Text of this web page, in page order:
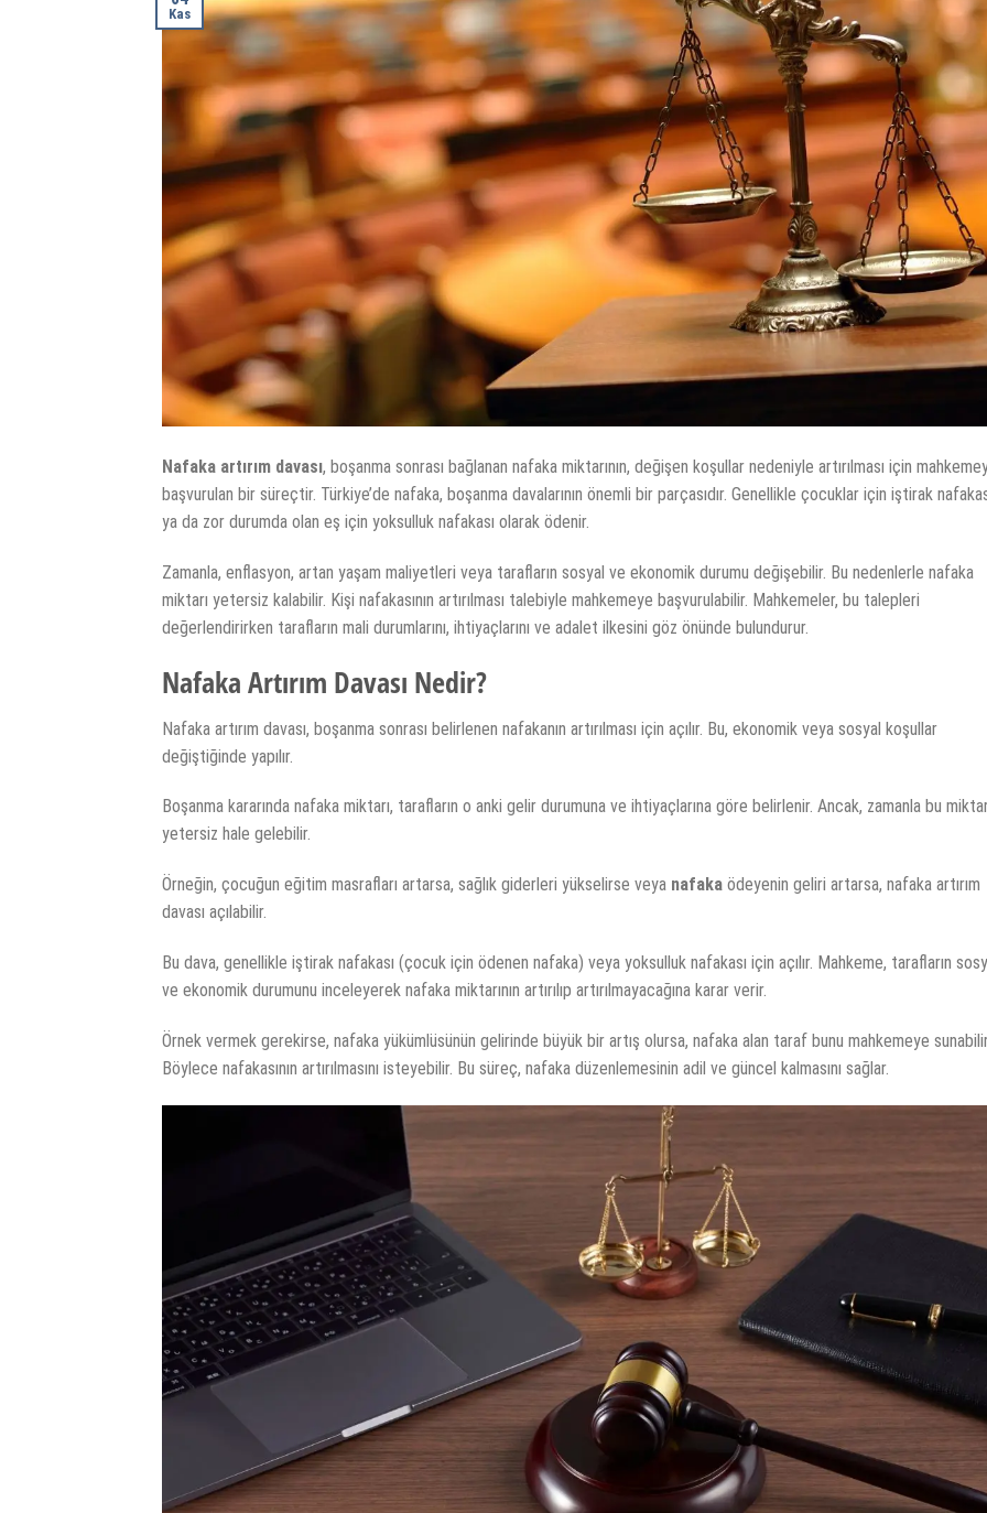
Kas
Nafaka artırım davası, boşanma sonrası bağlanan nafaka miktarının, değişen koşullar nedeniyle artırılması için
başvurulan bir süreçtir. Türkiye’de nafaka, boşanma davalarının önemli bir parçasıdır. Genellikle çocuklar için iştirak
ya da zor durumda olan eş için yoksulluk nafakası olarak ödenir.
Zamanla, enflasyon, artan yaşam maliyetleri veya tarafların sosyal ve ekonomik durumu değişebilir. Bu nedenlerle nafaka
miktarı yetersiz kalabilir. Kişi nafakasının artırılması talebiyle mahkemeye başvurulabilir. Mahkemeler, bu talepleri
değerlendirirken tarafların mali durumlarını, ihtiyaçlarını ve adalet ilkesini göz önünde bulundurur.
Nafaka Artırım Davası Nedir?
Nafaka artırım davası, boşanma sonrası belirlenen nafakanın artırılması için açılır. Bu, ekonomik veya sosyal koşullar
değiştiğinde yapılır.
Boşanma kararında nafaka miktarı, tarafların o anki gelir durumuna ve ihtiyaçlarına göre belirlenir. Ancak, zamanla bu
yetersiz hale gelebilir.
Örneğin, çocuğun eğitim masrafları artarsa, sağlık giderleri yükselirse veya nafaka ödeyenin geliri artarsa, nafaka artırım
davası açılabilir.
Bu dava, genellikle iştirak nafakası (çocuk için ödenen nafaka) veya yoksulluk nafakası için açılır. Mahkeme, tarafların
ve ekonomik durumunu inceleyerek nafaka miktarının artırılıp artırılmayacağına karar verir.
Örnek vermek gerekirse, nafaka yükümlüsünün gelirinde büyük bir artış olursa, nafaka alan taraf bunu mahkemeye
Böylece nafakasının artırılmasını isteyebilir. Bu süreç, nafaka düzenlemesinin adil ve güncel kalmasını sağlar.